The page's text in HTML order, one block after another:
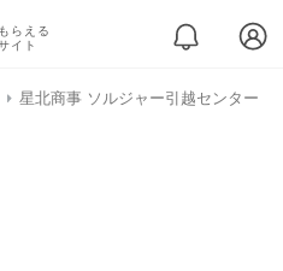
らえる
イト
星北商事 ソルジャー引越センター